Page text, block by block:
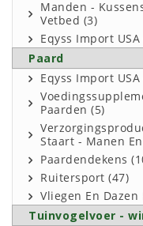
Manden -
Vetbed (3)
Eqyss Import USA
Paard
Eqyss Import USA
Paarden (5)
Staart - Manen
Paardendekens
Ruitersport (47)
Vliegen En Dazen
Tuinvogelvoer -